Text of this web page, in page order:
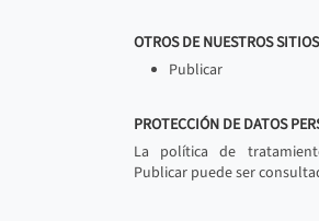
OTROS DE NUESTROS SITIOS
Publicar
PROTECCIÓN DE DATOS
La política de
Publicar puede ser